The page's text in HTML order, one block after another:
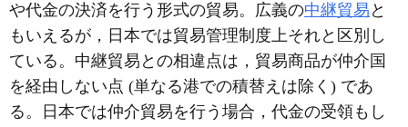
や代金の決済を行う形式の貿易。広義の中継貿易 と
もいえるが，日本では貿易管理制度上それと区別し
ている。中継貿易との相違点は，貿易商品が仲介国
を経由しない点 (単なる港での積替えは除く) であ
る。日本では仲介貿易を行う場合，代金の受領もし